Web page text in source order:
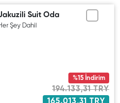
Suit Oda
Şey Dahil
%15 İndirim
194.133,31 TRY
165.013,31 TRY